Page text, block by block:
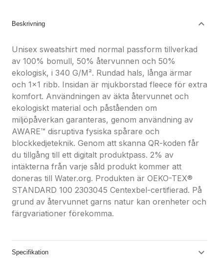
Beskrivning
Unisex sweatshirt med normal passform tillverkad
av 100% bomull, 50% återvunnen och 50%
ekologisk, i 340 G/M². Rundad hals, långa ärmar
och 1x1 ribb. Insidan är mjukborstad fleece för extra
komfort. Användningen av äkta återvunnet och
ekologiskt material och påståenden om
miljöpåverkan garanteras, genom användning av
AWARE™ disruptiva fysiska spårare och
blockkedjeteknik. Genom att skanna QR-koden får
du tillgång till ett digitalt produktpass. 2% av
intäkterna från varje såld produkt kommer att
doneras till Water.org. Produkten är OEKO-TEX®
STANDARD 100 2303045 Centexbel-certifierad. På
grund av återvunnet garns natur kan orenheter och
färgvariationer förekomma.
Specifikation